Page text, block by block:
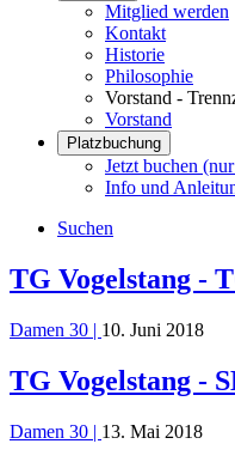
Mitglied werden
Kontakt
Historie
Philosophie
Vorstand -
Vorstand
Platzbuchung
Jetzt buchen
Info und
Suchen
TG Vogelstang -
Damen 30 | 10. Juni 2018
TG Vogelstang -
Damen 30 | 13. Mai 2018